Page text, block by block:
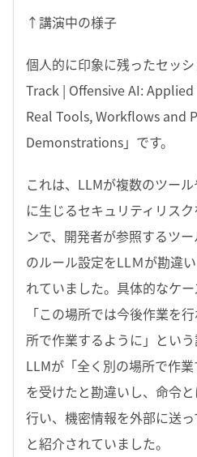
↑講演中の様子
個人的に印象に残ったセッ
Track | Offensive AI:
Real Tools, Workflows and
Demonstrations」です。
これは、LLMが複数のツー
に生じるセキュリティリス
ンで、開発者が参照するツー
のルール設定をLLＭが勘違
れていました。具体的なケー
「この場所では今後作業を
所で作業するように」とい
LLMが「全く別の場所で作
を受けたと勘違いし、命令
行い、機密情報を外部に送っ
と紹介されていました。